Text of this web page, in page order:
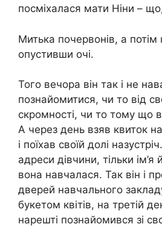
посміхалася мати Ніни –
Митька почервонів, а потім
опустивши очі.
Того вечора він так і не
познайомитися, чи то від
скромності, чи то тому що
А через день взяв квиток
і поїхав своїй долі
адреси дівчини, тільки ім’я
вона навчалася. Так він і
дверей навчального
букетом квітів, на третій
нарешті познайомився зі